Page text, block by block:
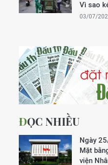
Vì sao
03/07/
ĐỌC NHIỀU
Ngày
Mặt
viện